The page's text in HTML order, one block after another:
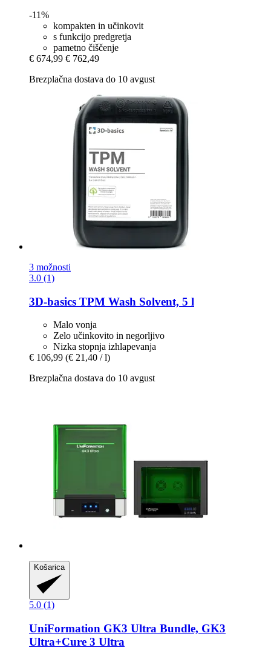
-11%
kompakten in učinkovit
s funkcijo predgretja
pametno čiščenje
€ 674,99 € 762,49
Brezplačna dostava do 10 avgust
3 možnosti
3.0 (1)
3D-basics TPM Wash Solvent, 5 l
Malo vonja
Zelo učinkovito in negorljivo
Nizka stopnja izhlapevanja
€ 106,99 (€ 21,40 / l)
Brezplačna dostava do 10 avgust
Košarica
5.0 (1)
UniFormation GK3 Ultra Bundle, GK3
Ultra+Cure 3 Ultra